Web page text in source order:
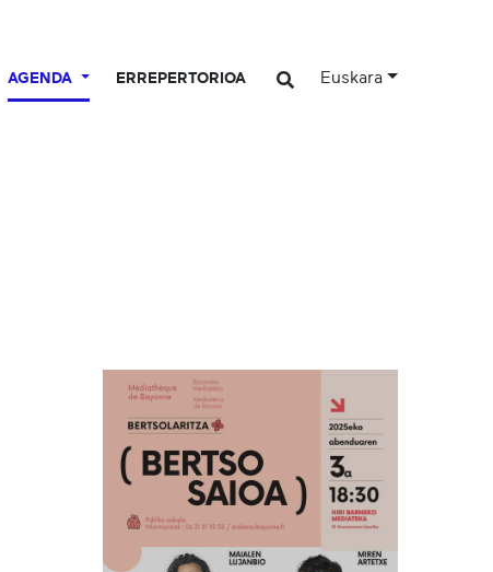
AGENDA ERREPERTORIOA Euskara